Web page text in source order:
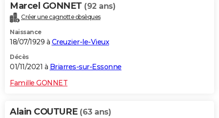
Marcel GONNET (92 ans)
Créer une cagnotte obsèques
Naissance
18/07/1929 à Creuzier-le-Vieux
Décès
01/11/2021 à Briarres-sur-Essonne
Famille GONNET
Alain COUTURE (63 ans)